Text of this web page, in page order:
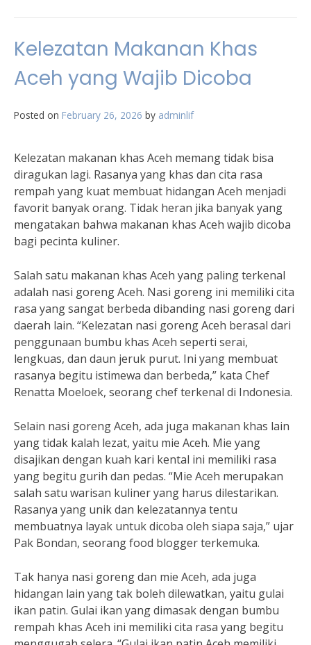
Kelezatan Makanan Khas
Aceh yang Wajib Dicoba
Posted on February 26, 2026 by adminlif
Kelezatan makanan khas Aceh memang tidak bisa
diragukan lagi. Rasanya yang khas dan cita rasa
rempah yang kuat membuat hidangan Aceh menjadi
favorit banyak orang. Tidak heran jika banyak yang
mengatakan bahwa makanan khas Aceh wajib dicoba
bagi pecinta kuliner.
Salah satu makanan khas Aceh yang paling terkenal
adalah nasi goreng Aceh. Nasi goreng ini memiliki cita
rasa yang sangat berbeda dibanding nasi goreng dari
daerah lain. “Kelezatan nasi goreng Aceh berasal dari
penggunaan bumbu khas Aceh seperti serai,
lengkuas, dan daun jeruk purut. Ini yang membuat
rasanya begitu istimewa dan berbeda,” kata Chef
Renatta Moeloek, seorang chef terkenal di Indonesia.
Selain nasi goreng Aceh, ada juga makanan khas lain
yang tidak kalah lezat, yaitu mie Aceh. Mie yang
disajikan dengan kuah kari kental ini memiliki rasa
yang begitu gurih dan pedas. “Mie Aceh merupakan
salah satu warisan kuliner yang harus dilestarikan.
Rasanya yang unik dan kelezatannya tentu
membuatnya layak untuk dicoba oleh siapa saja,” ujar
Pak Bondan, seorang food blogger terkemuka.
Tak hanya nasi goreng dan mie Aceh, ada juga
hidangan lain yang tak boleh dilewatkan, yaitu gulai
ikan patin. Gulai ikan yang dimasak dengan bumbu
rempah khas Aceh ini memiliki cita rasa yang begitu